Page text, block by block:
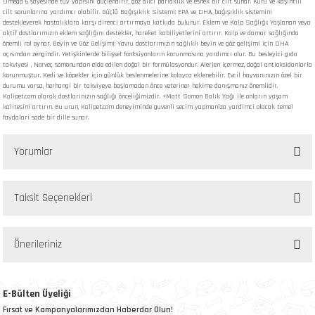
cilt sorunlarına yardımcı olabilir. Güçlü Bağışıklık Sistemi: EPA ve DHA, bağışıklık sistemini
destekleyerek hastalıklara karşı direnci artırmaya katkıda bulunur. Eklem ve Kalp Sağlığı: Yaşlanan veya
aktif dostlarımızın eklem sağlığını destekler, hareket kabiliyetlerini artırır. Kalp ve damar sağlığında
önemli rol oynar. Beyin ve Göz Gelişimi: Yavru dostlarımızın sağlıklı beyin ve göz gelişimi için DHA
açısından zengindir. Yetişkinlerde bilişsel fonksiyonların korunmasına yardımcı olur. Bu besleyici gıda
takviyesi , Norveç somonundan elde edilen doğal bir formülasyondur. Alerjen içermez, doğal antioksidanlarla
korunmuştur. Kedi ve köpekler için günlük beslenmelerine kolayca eklenebilir. Evcil hayvanınızın özel bir
durumu varsa, herhangi bir takviyeye başlamadan önce veteriner hekime danışmanız önemlidir.
Kalipet.com olarak dostlarınızın sağlığı önceliğimizdir. +Matt Somon Balık Yağı ile onların yaşam
kalitesini artırın. Bu urun, Kalipet.com deneyiminde guvenli secim yapmaniza yardimci olacak temel
faydalari sade bir dille sunar.
Yorumlar
Taksit Seçenekleri
Önerileriniz
gördüğünüz noktaları öneri formunu kullanarak tarafımıza iletebilirsiniz.
E-Bülten Üyeliği
Fırsat ve Kampanyalarımızdan Haberdar Olun!